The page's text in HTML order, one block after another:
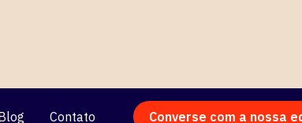
Contato Converse com a nossa